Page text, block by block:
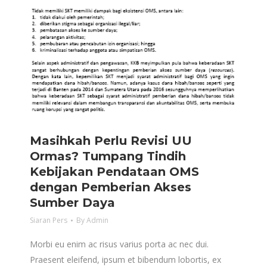
Masihkah Perlu Revisi UU
Ormas? Tumpang Tindih
Kebijakan Pendataan OMS
dengan Pemberian Akses
Sumber Daya
Siaran Pers ByAdmin
Morbi eu enim ac risus varius porta ac nec dui.
Praesent eleifend, ipsum et bibendum lobortis, ex